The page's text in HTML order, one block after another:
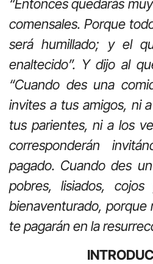
“Entonces quedarás
comensales. Porque
será humillado; y el
enaltecido”. Y dijo al
“Cuando des una
invites a tus amigos, ni
tus parientes, ni a los
corresponderán
pagado. Cuando des
pobres, lisiados,
bienaventurado, porque
te pagarán en la